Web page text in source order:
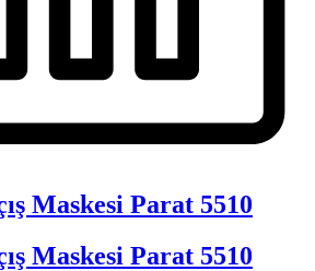
Maskesi Parat 5510
Maskesi Parat 5510